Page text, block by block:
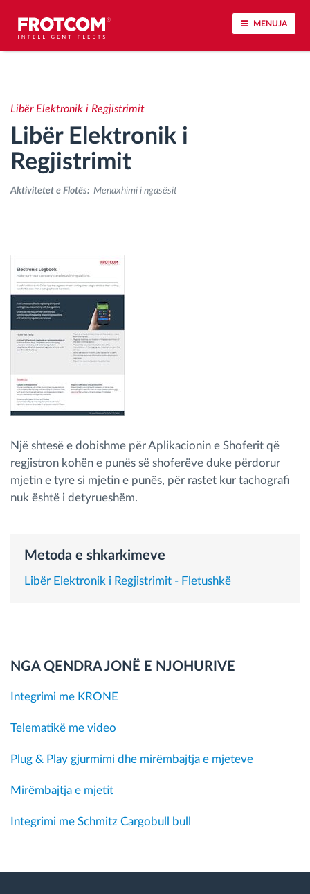
MENUJA
Analizat-e-sjelljes-te-vozitjes
Monitorimi i kohës së ngasjes
Qasja e kontrollit
Menaxhimi i karburantit
Planifikimi dhe monitorimi rrugor
Identifikim automatik i shoferëve
Zbuloni të gjitha tiparet
Llogaritësi i Kursimeve
Libër Elektronik i Regjistrimit
Libër Elektronik i
Regjistrimit
Aktivitetet e Flotës: Menaxhimi i ngasësit
Një shtesë e dobishme për Aplikacionin e Shoferit që
regjistron kohën e punës së shoferëve duke përdorur
mjetin e tyre si mjetin e punës, për rastet kur tachografi
nuk është i detyrueshëm.
Metoda e shkarkimeve
Libër Elektronik i Regjistrimit - Fletushkë
NGA QENDRA JONË E NJOHURIVE
Integrimi me KRONE
Telematikë me video
Plug & Play gjurmimi dhe mirëmbajtja e mjeteve
Mirëmbajtja e mjetit
Integrimi me Schmitz Cargobull bull